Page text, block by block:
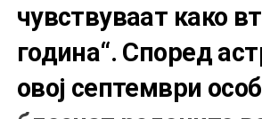
чувствуваат како
година“. Според
овој септември